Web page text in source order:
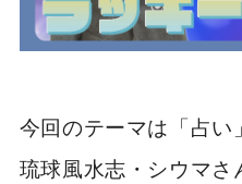
今回のテーマは「占い」
琉球風水志・シウマ